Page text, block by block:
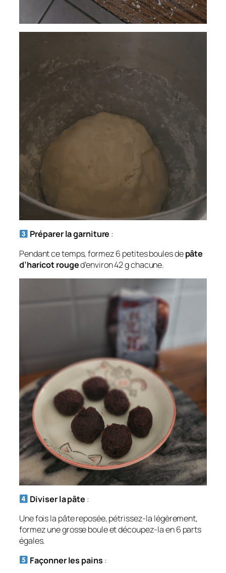
Préparer la garniture :
Pendant ce temps, formez 6 petites boules depâte
d’haricot rouged’environ 42 g chacune.
Diviser la pâte :
Une fois la pâte reposée, pétrissez-la légèrement,
formez une grosse boule et découpez-la en 6 parts
égales.
Façonner les pains :